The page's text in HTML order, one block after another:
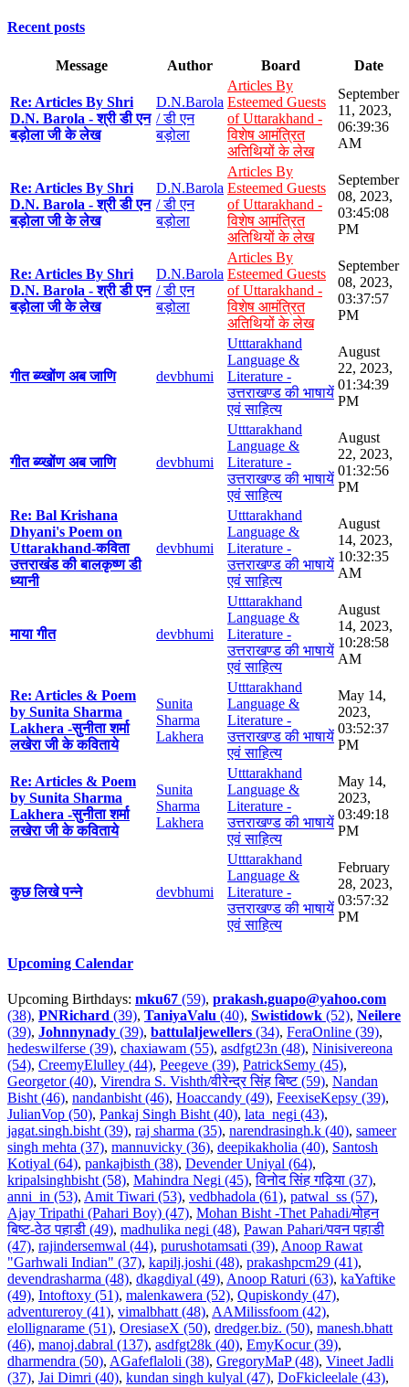
Recent posts
Message Author Board Date
Re: Articles By Shri
D.N. Barola - श्री डी एन
बड़ोला जी के लेख
D.N.Barola
/ डी एन
बड़ोला
Articles By
Esteemed Guests
of Uttarakhand -
विशेष आमंत्रित
अतिथियों के लेख
September
11, 2023,
06:39:36
AM
Re: Articles By Shri
D.N. Barola - श्री डी एन
बड़ोला जी के लेख
D.N.Barola
/ डी एन
बड़ोला
Articles By
Esteemed Guests
of Uttarakhand -
विशेष आमंत्रित
अतिथियों के लेख
September
08, 2023,
03:45:08
PM
Re: Articles By Shri
D.N. Barola - श्री डी एन
बड़ोला जी के लेख
D.N.Barola
/ डी एन
बड़ोला
Articles By
Esteemed Guests
of Uttarakhand -
विशेष आमंत्रित
अतिथियों के लेख
September
08, 2023,
03:37:57
PM
गीत ब्य्खोंण अब जाणि devbhumi
Utttarakhand
Language &
Literature -
उत्तराखण्ड की भाषायें
एवं साहित्य
August
22, 2023,
01:34:39
PM
गीत ब्य्खोंण अब जाणि devbhumi
Utttarakhand
Language &
Literature -
उत्तराखण्ड की भाषायें
एवं साहित्य
August
22, 2023,
01:32:56
PM
Re: Bal Krishana
Dhyani's Poem on
Uttarakhand-कविता
उत्तराखंड की बालकृष्ण डी
ध्यानी
devbhumi
Utttarakhand
Language &
Literature -
उत्तराखण्ड की भाषायें
एवं साहित्य
August
14, 2023,
10:32:35
AM
माया गीत devbhumi
Utttarakhand
Language &
Literature -
उत्तराखण्ड की भाषायें
एवं साहित्य
August
14, 2023,
10:28:58
AM
Re: Articles & Poem
by Sunita Sharma
Lakhera -सुनीता शर्मा
लखेरा जी के कविताये
Sunita
Sharma
Lakhera
Utttarakhand
Language &
Literature -
उत्तराखण्ड की भाषायें
एवं साहित्य
May 14,
2023,
03:52:37
PM
Re: Articles & Poem
by Sunita Sharma
Lakhera -सुनीता शर्मा
लखेरा जी के कविताये
Sunita
Sharma
Lakhera
Utttarakhand
Language &
Literature -
उत्तराखण्ड की भाषायें
एवं साहित्य
May 14,
2023,
03:49:18
PM
कुछ लिखे पन्ने devbhumi
Utttarakhand
Language &
Literature -
उत्तराखण्ड की भाषायें
एवं साहित्य
February
28, 2023,
03:57:32
PM
Upcoming Calendar
Upcoming Birthdays: mku67 (59), prakash.guapo@yahoo.com
(38), PNRichard (39), TaniyaValu (40), Swistidowk (52), Neilere
(39), Johnnynady (39), battulaljewellers (34), FeraOnline (39),
hedeswilferse (39), chaxiawam (55), asdfgt23n (48), Ninisivereona
(54), CreemyElulley (44), Peegeve (39), PatrickSemy (45),
Georgetor (40), Virendra S. Vishth/वीरेन्द्र सिंह बिष्ट (59), Nandan
Bisht (46), nandanbisht (46), Hoaccandy (49), FeexiseKepsy (39),
JulianVop (50), Pankaj Singh Bisht (40), lata_negi (43),
jagat.singh.bisht (39), raj sharma (35), narendrasingh.k (40), sameer
singh mehta (37), mannuvicky (36), deepikakholia (40), Santosh
Kotiyal (64), pankajbisth (38), Devender Uniyal (64),
kripalsinghbisht (58), Mahindra Negi (45),विनोद सिंह गढ़िया (37),
anni_in (53), Amit Tiwari (53), vedbhadola (61), patwal_ss (57),
Ajay Tripathi (Pahari Boy) (47), Mohan Bisht -Thet Pahadi/मोहन
बिष्ट-ठेठ पहाडी (49), madhulika negi (48), Pawan Pahari/पवन पहाडी
(47), rajindersemwal (44), purushotamsati (39), Anoop Rawat
"Garhwali Indian" (37), kapilj.joshi (48), prakashpcm29 (41),
devendrasharma (48), dkagdiyal (49), Anoop Raturi (63), kaYaftike
(49), Intoftoxy (51), malenkawera (52), Qupiskondy (47),
adventureroy (41), vimalbhatt (48), AAMilissfoom (42),
elollignarame (51), OresiaseX (50), dredger.biz. (50), manesh.bhatt
(46), manoj.dabral (137), asdfgt28k (40), EmyKocur (39),
dharmendra (50), AGafeflaloli (38), GregoryMaP (48), Vineet Jadli
(37), Jai Dimri (40), kundan singh kulyal (47), DoFkicleelale (43),